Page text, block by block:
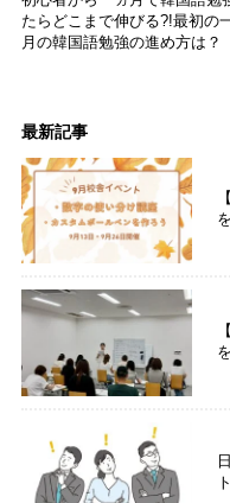
たらどこまで伸びる?!最初の
月の韓国語勉強の進め方は？
最新記事